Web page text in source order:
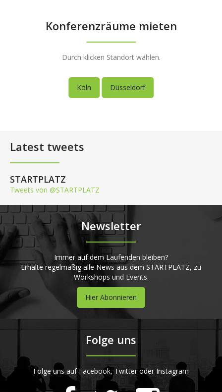
Konferenzräume mieten
Durch klicken Standort wählen.
Köln Düsseldorf
Latest tweets
STARTPLATZ
Tweets von @STARTPLATZ
Newsletter
Immer auf dem Laufenden bleiben?
Erhalte regelmäßig alle News aus dem STARTPLATZ, zu
Workshops und Events.
Hier Abonnieren
Folge uns
Folge uns auf Facebook, Twitter oder Instagram